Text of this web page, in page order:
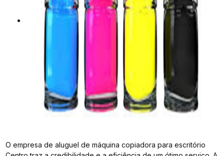
O empresa de aluguel de máquina copiadora para escritório